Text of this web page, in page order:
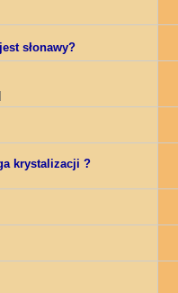
słonawy?
krystalizacji ?